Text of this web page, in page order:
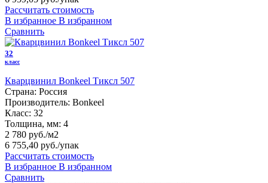
Рассчитать стоимость
В избранное В избранном
Сравнить
32
класс
Кварцвинил Bonkeel Тиксл 507
Страна: Россия
Производитель: Bonkeel
Класс: 32
Толщина, мм: 4
2 780 руб./м2
6 755,40 руб./упак
Рассчитать стоимость
В избранное В избранном
Сравнить